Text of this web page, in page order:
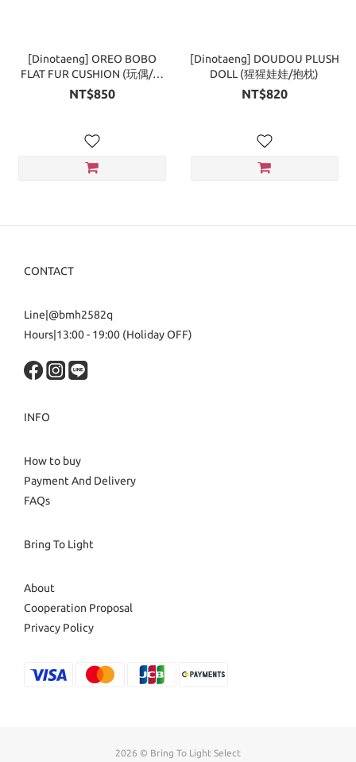
[Dinotaeng] OREO BOBO
FLAT FUR CUSHION (玩偶/抱
枕)
NT$850
[Dinotaeng] DOUDOU PLUSH
DOLL (猩猩娃娃/抱枕)
NT$820
CONTACT
Line|@bmh2582q
Hours|13:00 - 19:00 (Holiday OFF)
INFO
How to buy
Payment And Delivery
FAQs
Bring To Light
About
Cooperation Proposal
Privacy Policy
2026 © Bring To Light Select